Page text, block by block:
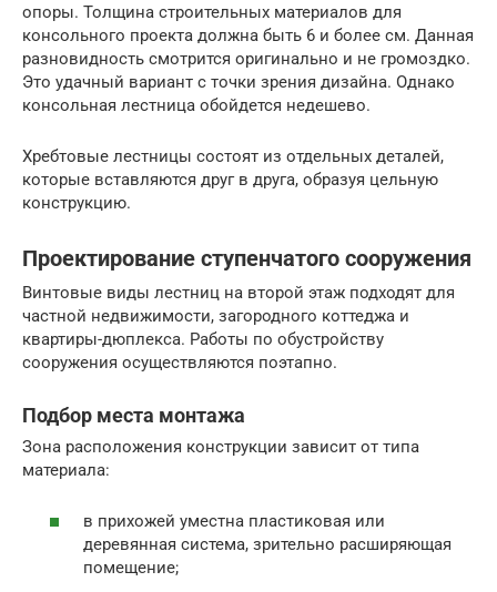
опоры. Толщина строительных материалов для
консольного проекта должна быть 6 и более см. Данная
разновидность смотрится оригинально и не громоздко.
Это удачный вариант с точки зрения дизайна. Однако
консольная лестница обойдется недешево.
Хребтовые лестницы состоят из отдельных деталей,
которые вставляются друг в друга, образуя цельную
конструкцию.
Проектирование ступенчатого сооружения
Винтовые виды лестниц на второй этаж подходят для
частной недвижимости, загородного коттеджа и
квартиры-дюплекса. Работы по обустройству
сооружения осуществляются поэтапно.
Подбор места монтажа
Зона расположения конструкции зависит от типа
материала:
в прихожей уместна пластиковая или
деревянная система, зрительно расширяющая
помещение;